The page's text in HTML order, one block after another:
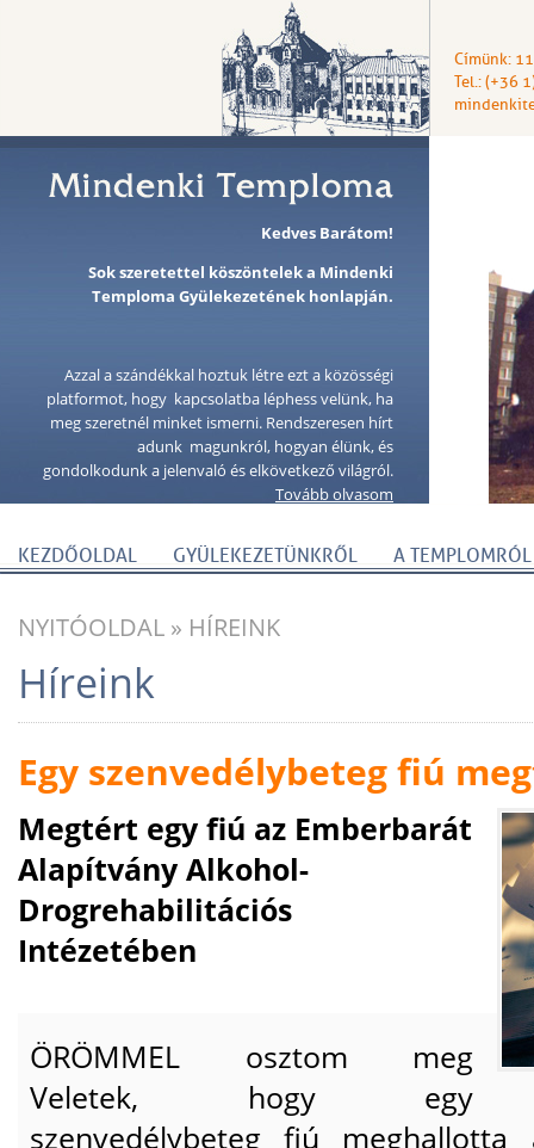
Címünk:
Tel.: (+36
Kedves Barátom!
Sok szeretettel köszöntelek a Mindenki
Temploma Gyülekezetének honlapján.
Azzal a szándékkal hoztuk létre ezt a közösségi
platformot, hogy kapcsolatba léphess velünk, ha
meg szeretnél minket ismerni. Rendszeresen hírt
adunk magunkról, hogyan élünk, és
gondolkodunk a jelenvaló és elkövetkező világról.
Tovább olvasom
KEZDŐOLDAL GYÜLEKEZETÜNKRŐL A TEMPLOMRÓL
NYITÓOLDAL » HÍREINK
Híreink
Egy szenvedélybeteg fiú
Megtért egy fiú az Emberbarát
Alapítvány Alkohol-
Drogrehabilitációs
Intézetében
ÖRÖMMEL osztom meg
Veletek, hogy egy
szenvedélybeteg fiú